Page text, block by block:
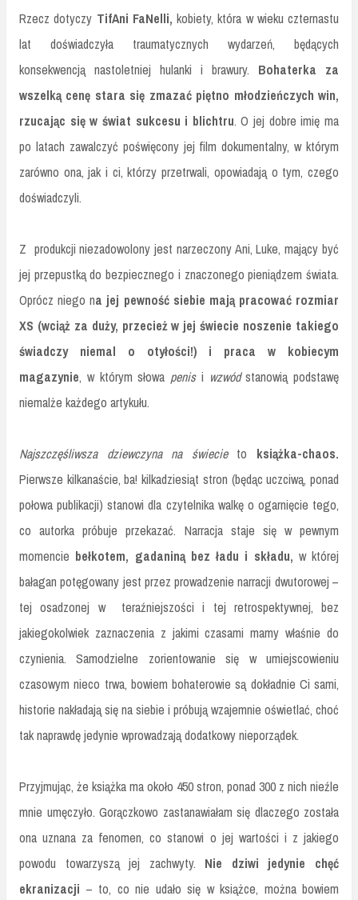
Rzecz dotyczy TifAni FaNelli, kobiety, która w wieku czternastu
lat doświadczyła traumatycznych wydarzeń, będących
konsekwencją nastoletniej hulanki i brawury. Bohaterka za
wszelką cenę stara się zmazać piętno młodzieńczych win,
rzucając się w świat sukcesu i blichtru. O jej dobre imię ma
po latach zawalczyć poświęcony jej film dokumentalny, w którym
zarówno ona, jak i ci, którzy przetrwali, opowiadają o tym, czego
doświadczyli.
Z produkcji niezadowolony jest narzeczony Ani, Luke, mający być
jej przepustką do bezpiecznego i znaczonego pieniądzem świata.
Oprócz niego na jej pewność siebie mają pracować rozmiar
XS (wciąż za duży, przecież w jej świecie noszenie takiego
świadczy niemal o otyłości!) i praca w kobiecym
magazynie, w którym słowa penis i wzwódstanowią podstawę
niemalże każdego artykułu.
Najszczęśliwsza dziewczyna na świecie to książka-chaos.
Pierwsze kilkanaście, ba! kilkadziesiąt stron (będąc uczciwą, ponad
połowa publikacji) stanowi dla czytelnika walkę o ogarnięcie tego,
co autorka próbuje przekazać. Narracja staje się w pewnym
momencie bełkotem, gadaniną bez ładu i składu, w której
bałagan potęgowany jest przez prowadzenie narracji dwutorowej –
tej osadzonej w teraźniejszości i tej retrospektywnej, bez
jakiegokolwiek zaznaczenia z jakimi czasami mamy właśnie do
czynienia. Samodzielne zorientowanie się w umiejscowieniu
czasowym nieco trwa, bowiem bohaterowie są dokładnie Ci sami,
historie nakładają się na siebie i próbują wzajemnie oświetlać, choć
tak naprawdę jedynie wprowadzają dodatkowy nieporządek.
Przyjmując, że książka ma około 450 stron, ponad 300 z nich nieźle
mnie umęczyło. Gorączkowo zastanawiałam się dlaczego została
ona uznana za fenomen, co stanowi o jej wartości i z jakiego
powodu towarzyszą jej zachwyty. Nie dziwi jedynie chęć
ekranizacji – to, co nie udało się w książce, można bowiem